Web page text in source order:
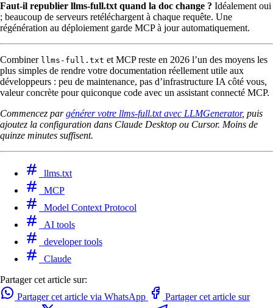
Faut-il republier llms-full.txt quand la doc change ? Idéalement oui
; beaucoup de serveurs retéléchargent à chaque requête. Une
régénération au déploiement garde MCP à jour automatiquement.
Combiner llms-full.txt et MCP reste en 2026 l’un des moyens les
plus simples de rendre votre documentation réellement utile aux
développeurs : peu de maintenance, pas d’infrastructure IA côté vous,
valeur concrète pour quiconque code avec un assistant connecté MCP.
Commencez pargénérer votre llms-full.txt avec LLMGenerator, puis
ajoutez la configuration dans Claude Desktop ou Cursor. Moins de
quinze minutes suffisent.
llms.txt
MCP
Model Context Protocol
AI tools
developer tools
Claude
Partager cet article sur:
Partager cet article via WhatsApp
Partager cet article sur